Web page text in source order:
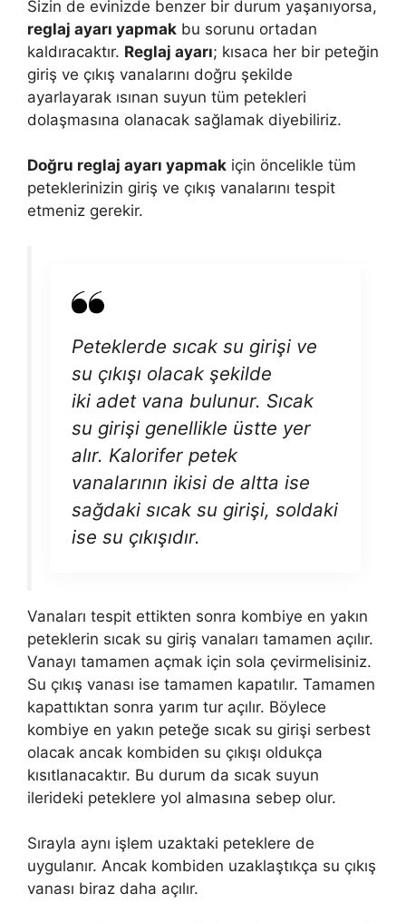
Sizin de evinizde benzer bir durum yaşanıyorsa,
reglaj ayarı yapmak bu sorunu ortadan
kaldıracaktır. Reglaj ayarı; kısaca her bir peteğin
giriş ve çıkış vanalarını doğru şekilde
ayarlayarak ısınan suyun tüm petekleri
dolaşmasına olanacak sağlamak diyebiliriz.
Doğru reglaj ayarı yapmak için öncelikle tüm
peteklerinizin giriş ve çıkış vanalarını tespit
etmeniz gerekir.
Peteklerde sıcak su girişi ve
su çıkışı olacak şekilde
iki adet vana bulunur. Sıcak
su girişi genellikle üstte yer
alır. Kalorifer petek
vanalarının ikisi de altta ise
sağdaki sıcak su girişi, soldaki
ise su çıkışıdır.
Vanaları tespit ettikten sonra kombiye en yakın
peteklerin sıcak su giriş vanaları tamamen açılır.
Vanayı tamamen açmak için sola çevirmelisiniz.
Su çıkış vanası ise tamamen kapatılır. Tamamen
kapattıktan sonra yarım tur açılır. Böylece
kombiye en yakın peteğe sıcak su girişi serbest
olacak ancak kombiden su çıkışı oldukça
kısıtlanacaktır. Bu durum da sıcak suyun
ilerideki peteklere yol almasına sebep olur.
Sırayla aynı işlem uzaktaki peteklere de
uygulanır. Ancak kombiden uzaklaştıkça su çıkış
vanası biraz daha açılır.